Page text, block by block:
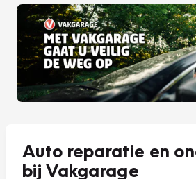
Auto reparatie en
bij Vakgarage